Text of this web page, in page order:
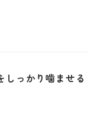
しっかり噛ませる